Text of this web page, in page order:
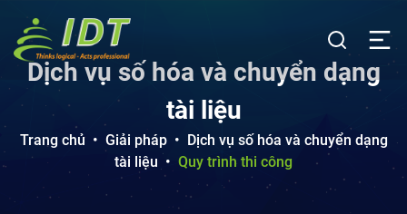
Dịch vụ số hóa và chuyển dạng
tài liệu
Trang chủ • Giải pháp • Dịch vụ số hóa và chuyển dạng
tài liệu • Quy trình thi công